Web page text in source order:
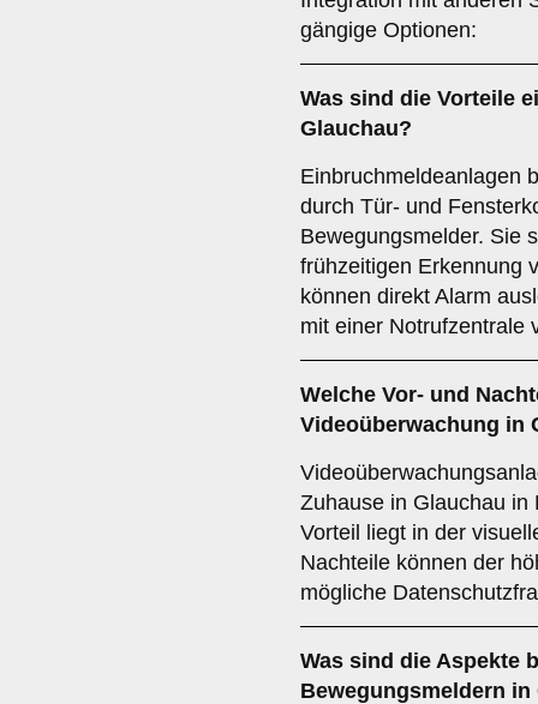
gängige Optionen:
Was sind die Vorteile
Glauchau?
Einbruchmeldeanlagen
durch Tür- und
Bewegungsmelder. Sie
frühzeitigen Erkennung
können direkt Alarm
mit einer Notrufzentrale
Welche Vor- und
Videoüberwachung in
Zuhause in Glauchau in
Vorteil liegt in der
Nachteile können der
mögliche
Was sind die Aspekte
Bewegungsmeldern in